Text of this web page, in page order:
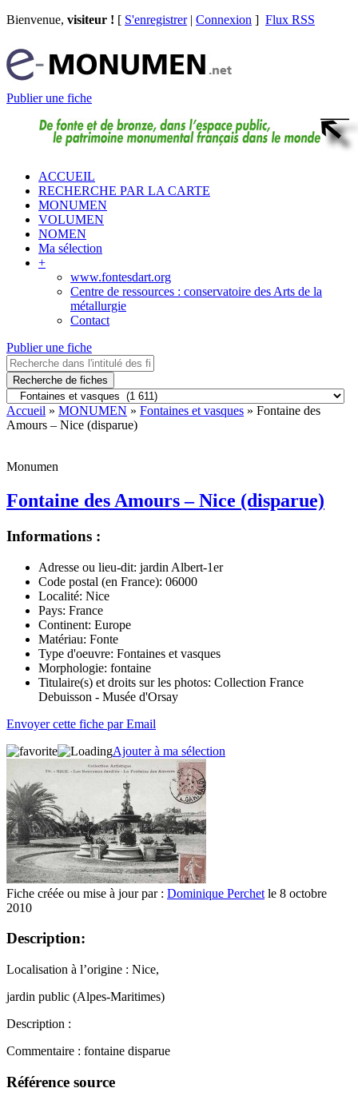
Bienvenue, visiteur ! [ S'enregistrer| Connexion ] Flux RSS
Publier une fiche
ACCUEIL
RECHERCHE PAR LA CARTE
MONUMEN
VOLUMEN
NOMEN
Ma sélection
+
www.fontesdart.org
Centre de ressources : conservatoire des Arts de la
métallurgie
Contact
Publier une fiche
Recherche de fiches
Accueil » MONUMEN » Fontaines et vasques » Fontaine des
Amours – Nice (disparue)
Monumen
Fontaine des Amours – Nice (disparue)
Informations :
Adresse ou lieu-dit: jardin Albert-1er
Code postal (en France): 06000
Localité: Nice
Pays: France
Continent: Europe
Matériau: Fonte
Type d'oeuvre: Fontaines et vasques
Morphologie: fontaine
Titulaire(s) et droits sur les photos: Collection France
Debuisson - Musée d'Orsay
Envoyer cette fiche par Email
Ajouter à ma sélection
Fiche créée ou mise à jour par : Dominique Perchet le 8 octobre
2010
Description:
Localisation à l’origine : Nice,
jardin public (Alpes-Maritimes)
Description :
Commentaire : fontaine disparue
Référence source